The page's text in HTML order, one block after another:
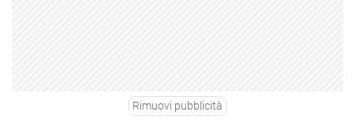
Rimuovi pubblicità